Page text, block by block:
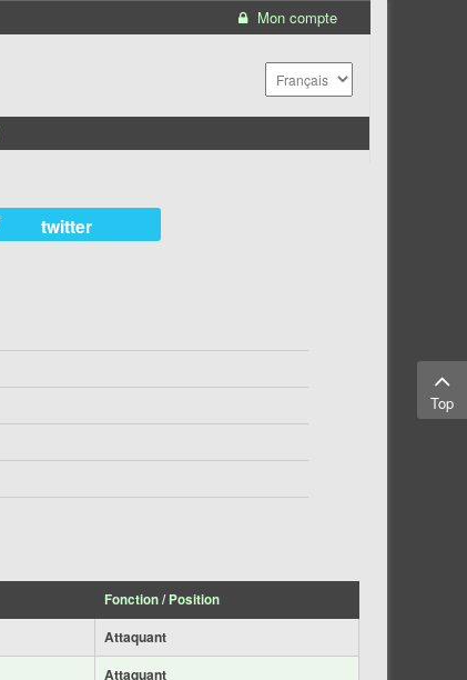
Mon compte
twitter
Fonction / Position
Attaquant
Attaquant
Top